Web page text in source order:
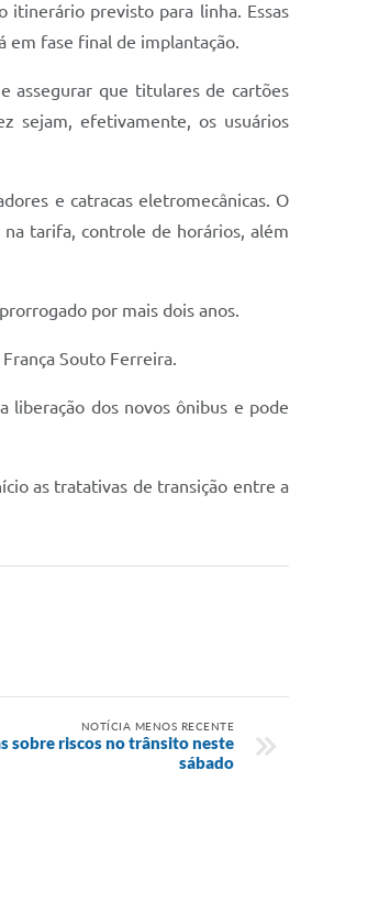
itinerário previsto para linha. Essas
em fase final de implantação.
assegurar que titulares de cartões
sejam, efetivamente, os usuários
e catracas eletromecânicas. O
tarifa, controle de horários, além
por mais dois anos.
Souto Ferreira.
liberação dos novos ônibus e pode
as tratativas de transição entre a
NOTÍCIA MENOS RECENTE
sobre riscos no trânsito neste
sábado